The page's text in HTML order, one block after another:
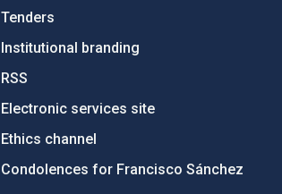
Tenders
Institutional branding
RSS
Electronic services site
Ethics channel
Condolences for Francisco Sánchez